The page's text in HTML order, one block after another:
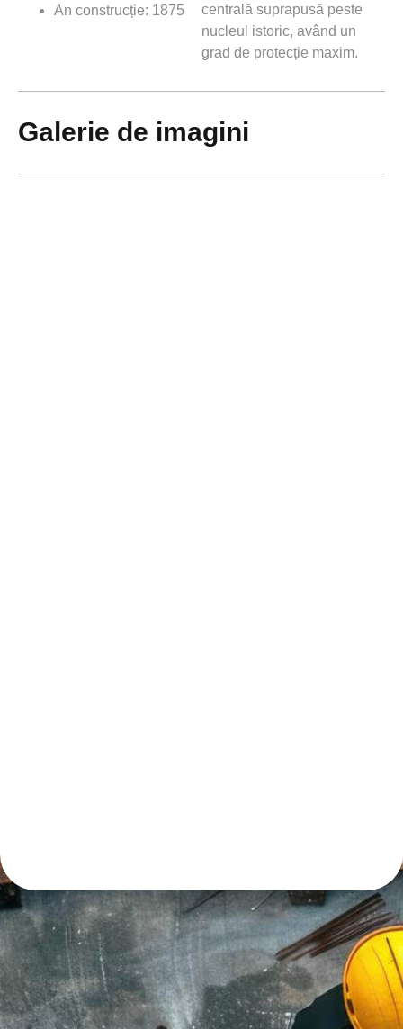
An construcție: 1875
centrală suprapusă peste
nucleul istoric, având un
grad de protecție maxim.
Galerie de imagini